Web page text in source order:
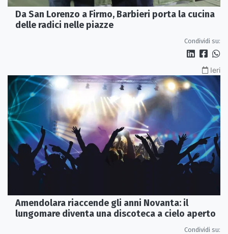
Da San Lorenzo a Firmo, Barbieri porta la cucina
delle radici nelle piazze
Condividi su:
Ieri
Amendolara riaccende gli anni Novanta: il
lungomare diventa una discoteca a cielo aperto
Condividi su: